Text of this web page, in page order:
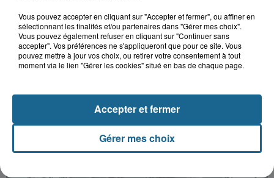
NOS AUTRES PODCASTS
Vous pouvez accepter en cliquant sur "Accepter et fermer", ou affiner en
sélectionnant les finalités et/ou partenaires dans "Gérer mes choix".
Vous pouvez également refuser en cliquant sur "Continuer sans
accepter". Vos préférences ne s'appliqueront que pour ce site. Vous
pouvez mettre à jour vos choix, ou retirer votre consentement à tout
moment via le lien "Gérer les cookies" situé en bas de chaque page.
Gérer mes choix
Accepter et fermer